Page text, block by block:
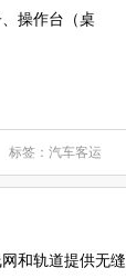
操作台（桌
标签： 汽车客运
和轨道提供无缝